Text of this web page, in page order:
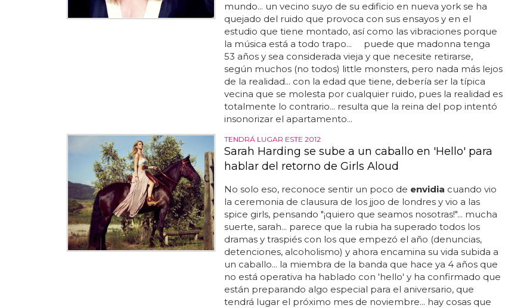
mundo... un vecino suyo de su edificio en nueva york se ha
quejado del ruido que provoca con sus ensayos y en el
estudio que tiene montado, así como las vibraciones porque
la música está a todo trapo... puede que madonna tenga
53 años y sea considerada vieja y que necesite retirarse,
según muchos (no todos) little monsters, pero nada más lejos
de la realidad... con la edad que tiene, debería ser la típica
vecina que se molesta por cualquier ruido, pues la realidad es
totalmente lo contrario... resulta que la reina del pop intentó
insonorizar el apartamento...
TENDRÁ LUGAR ESTE 2012
Sarah Harding se sube a un caballo en 'Hello' para
hablar del retorno de Girls Aloud
No solo eso, reconoce sentir un poco de envidia cuando vio
la ceremonia de clausura de los jjoo de londres y vio a las
spice girls, pensando "¡quiero que seamos nosotras!"... mucha
suerte, sarah... parece que la rubia ha superado todos los
dramas y traspiés con los que empezó el año (denuncias,
detenciones, alcoholismo) y ahora encamina su vida subida a
un caballo... la miembra de la banda que hace ya 4 años que
no está operativa ha hablado con 'hello' y ha confirmado que
están preparando algo especial para el aniversario, que
tendrá lugar el próximo mes de noviembre... hay cosas que